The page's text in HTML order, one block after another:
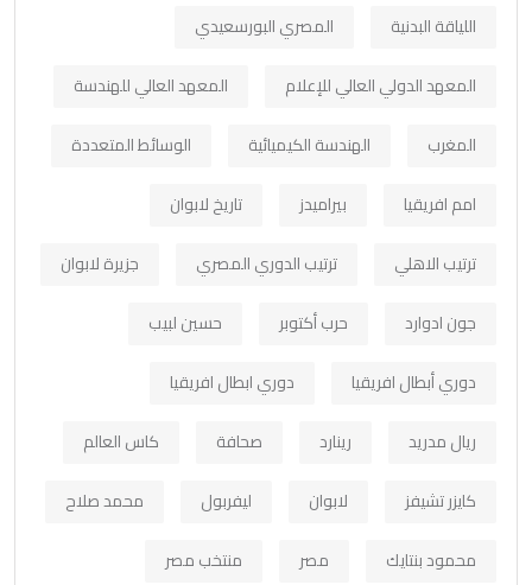
اللياقة البدنية
المصري البورسعيدي
المعهد الدولي العالي للإعلام
المعهد العالي للهندسة
المغرب
الهندسة الكيميائية
الوسائط المتعددة
امم افريقيا
بيراميدز
تاريخ لابوان
ترتيب الاهلي
ترتيب الدوري المصري
جزيرة لابوان
جون ادوارد
حرب أكتوبر
حسين لبيب
دوري أبطال افريقيا
دوري ابطال افريقيا
ريال مدريد
رينارد صحافة
كاس العالم
كايزر تشيفز
لابوان ليفربول
محمد صلاح
محمود بنتايك
مصر منتخب مصر